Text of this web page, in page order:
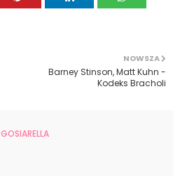
NOWSZA
Barney Stinson, Matt Kuhn -
Kodeks Bracholi
GOSIARELLA